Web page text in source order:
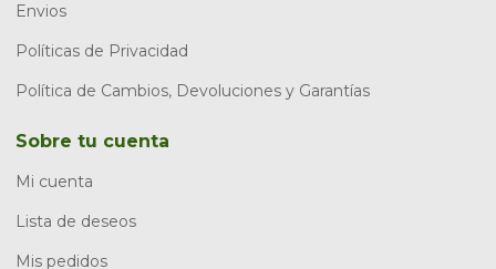
Envios
Políticas de Privacidad
Política de Cambios, Devoluciones y Garantías
Sobre tu cuenta
Mi cuenta
Lista de deseos
Mis pedidos